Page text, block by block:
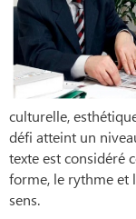
culturelle,
défi atteint un
texte est considéré
forme, le rythme et
sens.